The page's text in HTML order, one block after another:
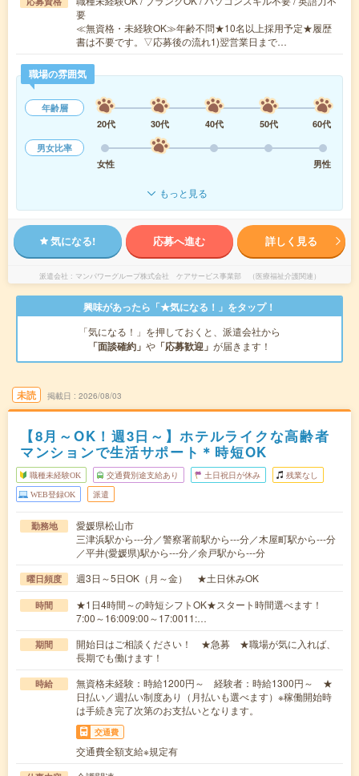
要
≪無資格・未経験OK≫年齢不問★10名以上採用予定★履歴
書は不要です。▽応募後の流れ1)翌営業日まで…
職場の雰囲気
年齢層
20代
30代 40代 50代
60代
男女比率
女性
男性
もっと見る
気になる! 応募へ進む 詳しく見る
派遣会社 マンパワーグループ株式会社 ケアサービス事業部 （医療福祉介護関連）
興味があったら「★気になる！」をタップ！
「気になる！」を押しておくと、派遣会社から
「面談確約」 や 「応募歓迎」 が届きます！
未読 掲載日 2026/08/03
【8月～OK！週3日～】ホテルライクな高齢者
マンションで生活サポート＊時短OK
職種未経験OK 交通費別途支給あり 土日祝日が休み 残業なし
WEB登録OK 派遣
勤務地
愛媛県松山市
三津浜駅から---分／警察署前駅から---分／木屋町駅から---分
／平井(愛媛県)駅から---分／余戸駅から---分
曜日頻度 週3日～5日OK（月～金） ★土日休みOK
時間
★1日4時間～の時短シフトOK★スタート時間選べます！
7:00～16:009:00～17:0011:…
期間
開始日はご相談ください！ ★急募 ★職場が気に入れば、
長期でも働けます！
時給
無資格未経験：時給1200円～ 経験者：時給1300円～ ★
日払い／週払い制度あり（月払いも選べます）※稼働開始時
は手続き完了次第のお支払いとなります。
交通費
交通費全額支給※規定有